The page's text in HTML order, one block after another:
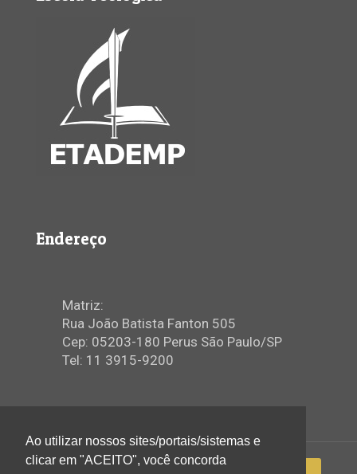
Endereço
Matriz:
Rua João Batista Fanton 505
Cep: 05203-180 Perus São Paulo/SP
Tel: 11 3915-9200
Ao utilizar nossos sites/portais/sistemas e
clicar em "ACEITO", você concorda